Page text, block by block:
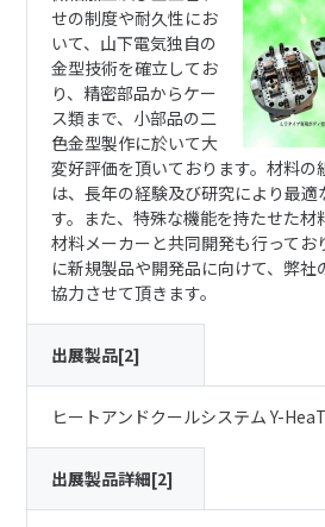
せの制度や耐久性にお
いて、山下電気独自の
金型技術を確立してお
り、精密部品からケー
ス類まで、小部品の二
色金型製作に於いて大
変好評価を頂いております。材料の
は、長年の経験及び研究により最適
す。また、特殊な機能を持たせた材
材料メーカーと共同開発も行ってお
に新規製品や開発品に向けて、弊
協力させて頂きます。
出展製品[2]
ヒートアンドクールシステム Y-HeaT
出展製品詳細[2]